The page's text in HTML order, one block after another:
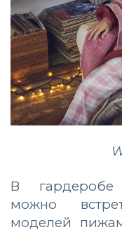
В гардеробе
можно
моделей